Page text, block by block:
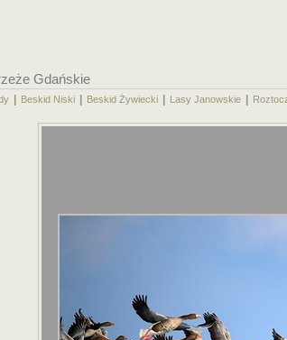
Gdańskie
Beskid Niski Beskid Żywiecki Lasy Janowskie